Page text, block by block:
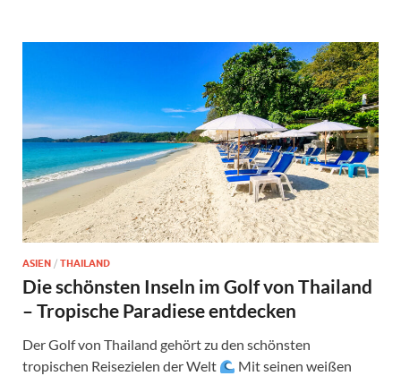
ASIEN / THAILAND
Die schönsten Inseln im Golf von Thailand
– Tropische Paradiese entdecken
Der Golf von Thailand gehört zu den schönsten
tropischen Reisezielen der Welt
Mit seinen weißen